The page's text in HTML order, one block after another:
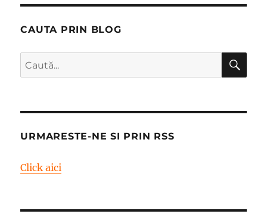
CAUTA PRIN BLOG
Caută
după:
URMARESTE-NE SI PRIN RSS
Click aici